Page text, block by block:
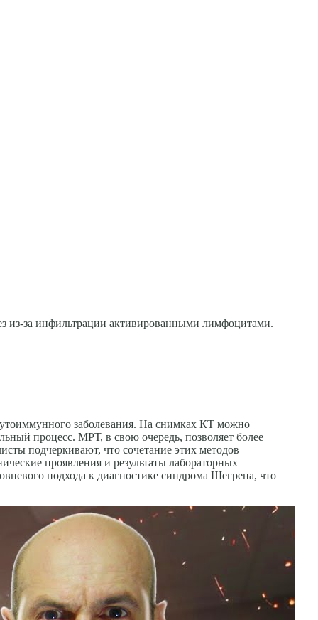
из-за инфильтрации активированными лимфоцитами.
заболевания. На снимках КТ можно
процесс. МРТ, в свою очередь, позволяет более
подчеркивают, что сочетание этих методов
проявления и результаты лабораторных
подхода к диагностике синдрома Шегрена, что